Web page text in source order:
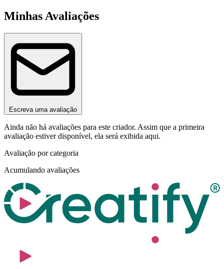
Minhas Avaliações
Escreva uma avaliação
Ainda não há avaliações para este criador. Assim que a primeira
avaliação estiver disponível, ela será exibida aqui.
Avaliação por categoria
Acumulando avaliações